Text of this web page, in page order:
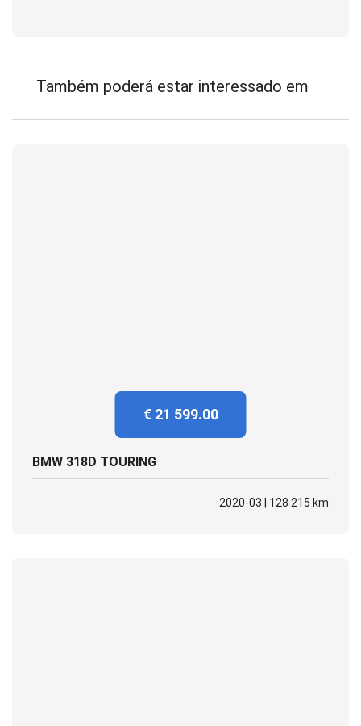
Também poderá estar interessado em
€ 21 599.00
BMW 318D TOURING
2020-03 | 128 215 km